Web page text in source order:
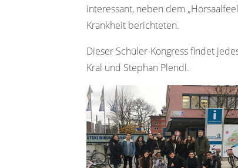
interessant, neben dem
Krankheit berichteten.
Dieser Schüler-Kongress findet
Kral und Stephan Plendl.